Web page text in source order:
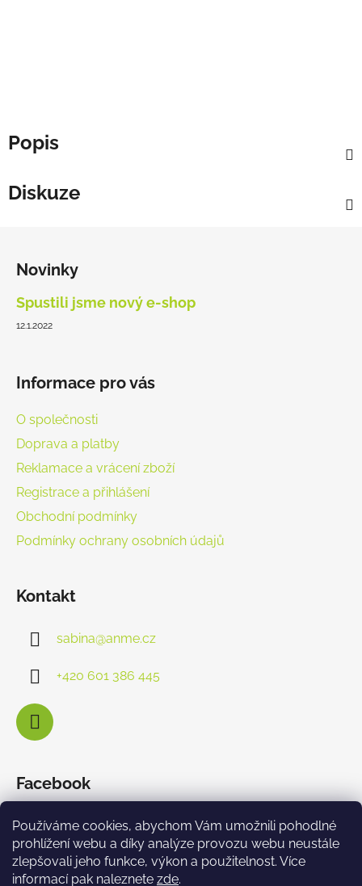
Používáme cookies, abychom Vám umožnili pohodlné
prohlížení webu a díky analýze provozu webu neustále
zlepšovali jeho funkce, výkon a použitelnost. Více
informací pak naleznete zde.
Popis
Diskuze
Novinky
Spustili jsme nový e-shop
12.1.2022
Informace pro vás
O společnosti
Doprava a platby
Reklamace a vrácení zboží
Registrace a přihlášení
Obchodní podmínky
Podmínky ochrany osobních údajů
Kontakt
sabina@anme.cz
+420 601 386 445
Facebook